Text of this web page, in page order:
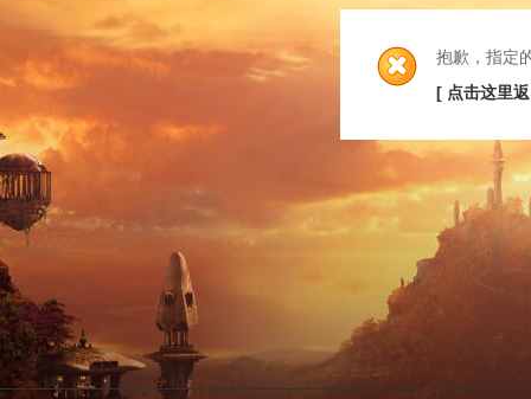
抱歉，指定
[ 点击这里